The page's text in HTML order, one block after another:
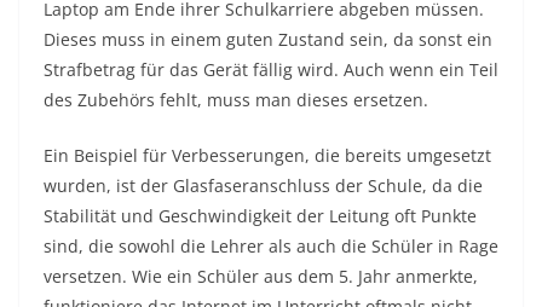
Laptop am Ende ihrer Schulkarriere abgeben müssen.
Dieses muss in einem guten Zustand sein, da sonst ein
Strafbetrag für das Gerät fällig wird. Auch wenn ein Teil
des Zubehörs fehlt, muss man dieses ersetzen.
Ein Beispiel für Verbesserungen, die bereits umgesetzt
wurden, ist der Glasfaseranschluss der Schule, da die
Stabilität und Geschwindigkeit der Leitung oft Punkte
sind, die sowohl die Lehrer als auch die Schüler in Rage
versetzen. Wie ein Schüler aus dem 5. Jahr anmerkte,